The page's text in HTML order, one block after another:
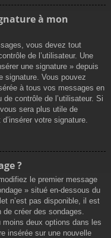
à mon
vous devez tout
de l’utilisateur. Une
une signature » depuis
signature. Vous pouvez
à tous vos messages en
contrôle de l’utilisateur. Si
sera plus utile de
votre signature.
?
le premier message
» situé en-dessous du
n’est pas disponible, il est
de créer des sondages.
deux options dans les
insérée sur une nouvelle